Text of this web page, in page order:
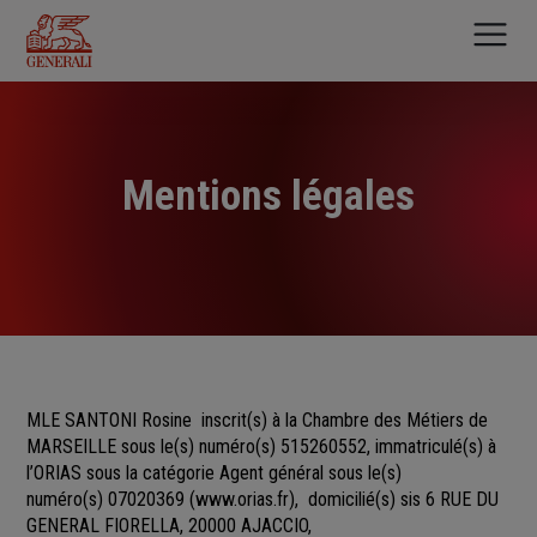
contenu
principal
Mentions légales
MLE SANTONI Rosine inscrit(s) à la Chambre des Métiers de
MARSEILLE sous le(s) numéro(s) 515260552, immatriculé(s) à
l’ORIAS sous la catégorie Agent général sous le(s)
numéro(s) 07020369 (www.orias.fr), domicilié(s) sis 6 RUE DU
GENERAL FIORELLA, 20000 AJACCIO,